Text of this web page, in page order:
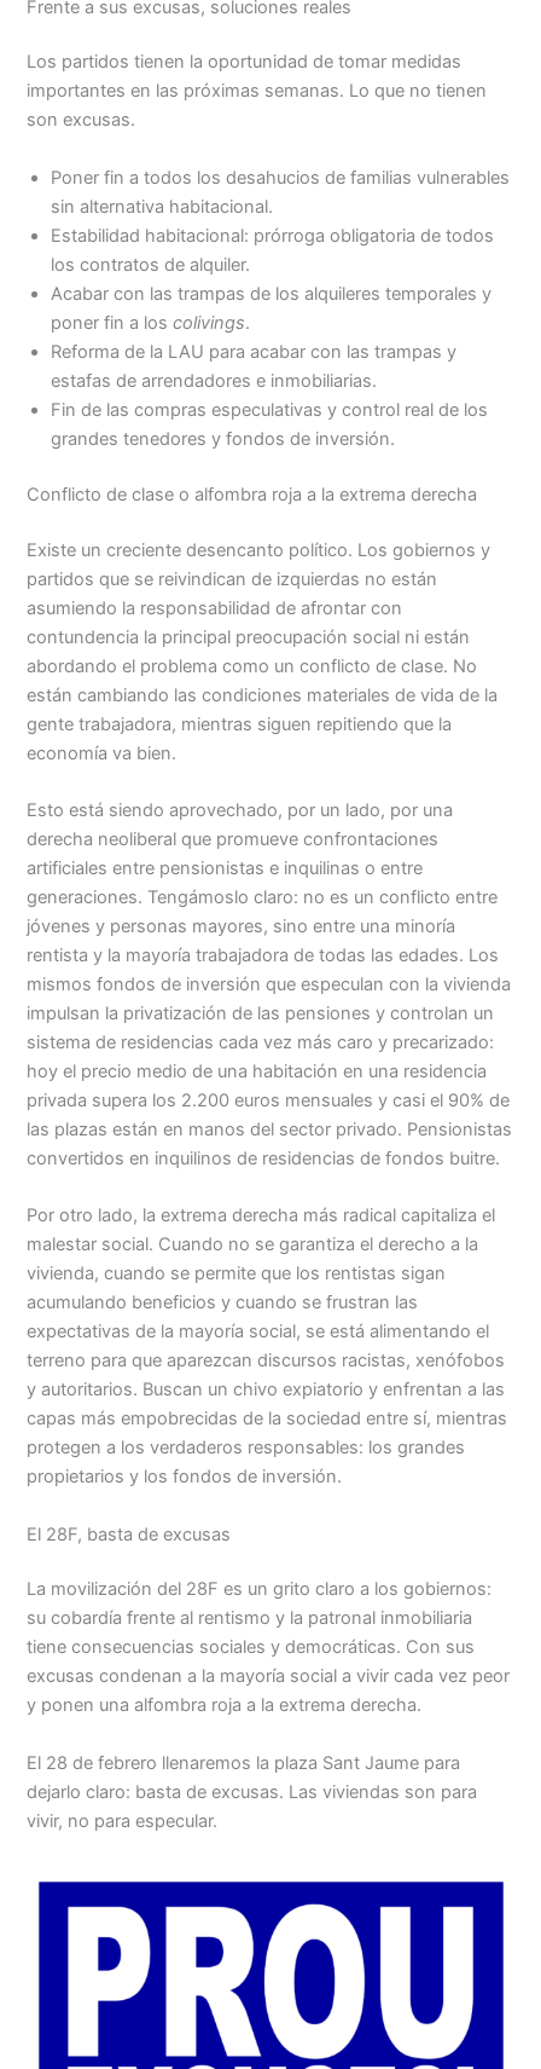
Frente a sus excusas, soluciones reales
Los partidos tienen la oportunidad de tomar medidas
importantes en las próximas semanas. Lo que no tienen
son excusas.
Poner fin a todos los desahucios de familias vulnerables
sin alternativa habitacional.
Estabilidad habitacional: prórroga obligatoria de todos
los contratos de alquiler.
Acabar con las trampas de los alquileres temporales y
poner fin a loscolivings.
Reforma de la LAU para acabar con las trampas y
estafas de arrendadores e inmobiliarias.
Fin de las compras especulativas y control real de los
grandes tenedores y fondos de inversión.
Conflicto de clase o alfombra roja a la extrema derecha
Existe un creciente desencanto político. Los gobiernos y
partidos que se reivindican de izquierdas no están
asumiendo la responsabilidad de afrontar con
contundencia la principal preocupación social ni están
abordando el problema como un conflicto de clase. No
están cambiando las condiciones materiales de vida de la
gente trabajadora, mientras siguen repitiendo que la
economía va bien.
Esto está siendo aprovechado, por un lado, por una
derecha neoliberal que promueve confrontaciones
artificiales entre pensionistas e inquilinas o entre
generaciones. Tengámoslo claro: no es un conflicto entre
jóvenes y personas mayores, sino entre una minoría
rentista y la mayoría trabajadora de todas las edades. Los
mismos fondos de inversión que especulan con la vivienda
impulsan la privatización de las pensiones y controlan un
sistema de residencias cada vez más caro y precarizado:
hoy el precio medio de una habitación en una residencia
privada supera los 2.200 euros mensuales y casi el 90% de
las plazas están en manos del sector privado. Pensionistas
convertidos en inquilinos de residencias de fondos buitre.
Por otro lado, la extrema derecha más radical capitaliza el
malestar social. Cuando no se garantiza el derecho a la
vivienda, cuando se permite que los rentistas sigan
acumulando beneficios y cuando se frustran las
expectativas de la mayoría social, se está alimentando el
terreno para que aparezcan discursos racistas, xenófobos
y autoritarios. Buscan un chivo expiatorio y enfrentan a las
capas más empobrecidas de la sociedad entre sí, mientras
protegen a los verdaderos responsables: los grandes
propietarios y los fondos de inversión.
El 28F, basta de excusas
La movilización del 28F es un grito claro a los gobiernos:
su cobardía frente al rentismo y la patronal inmobiliaria
tiene consecuencias sociales y democráticas. Con sus
excusas condenan a la mayoría social a vivir cada vez peor
y ponen una alfombra roja a la extrema derecha.
El 28 de febrero llenaremos la plaza Sant Jaume para
dejarlo claro: basta de excusas. Las viviendas son para
vivir, no para especular.